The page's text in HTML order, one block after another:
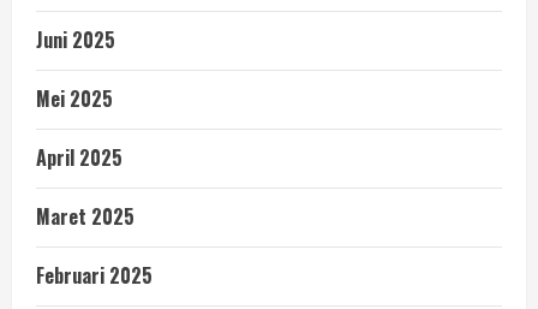
Juni 2025
Mei 2025
April 2025
Maret 2025
Februari 2025